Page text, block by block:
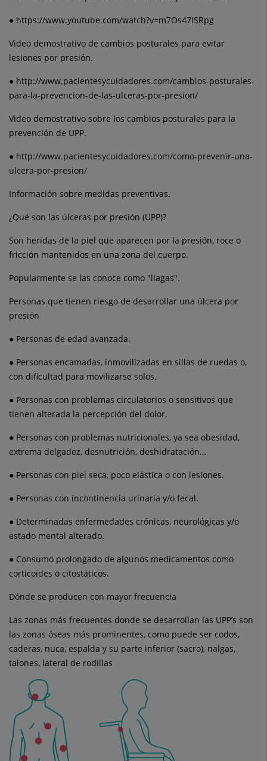
● https://www.youtube.com/watch?v=m7Os47ISRpg
Video demostrativo de cambios posturales para evitar
lesiones por presión.
● http://www.pacientesycuidadores.com/cambios-posturales-
para-la-prevencion-de-las-ulceras-por-presion/
Video demostrativo sobre los cambios posturales para la
prevención de UPP.
● http://www.pacientesycuidadores.com/como-prevenir-una-
ulcera-por-presion/
Información sobre medidas preventivas.
¿Qué son las úlceras por presión (UPP)?
Son heridas de la piel que aparecen por la presión, roce o
fricción mantenidos en una zona del cuerpo.
Popularmente se las conoce como "llagas".
Personas que tienen riesgo de desarrollar una úlcera por
presión
● Personas de edad avanzada.
● Personas encamadas, inmovilizadas en sillas de ruedas o,
con dificultad para movilizarse solos.
● Personas con problemas circulatorios o sensitivos que
tienen alterada la percepción del dolor.
● Personas con problemas nutricionales, ya sea obesidad,
extrema delgadez, desnutrición, deshidratación…
● Personas con piel seca, poco elástica o con lesiones.
● Personas con incontinencia urinaria y/o fecal.
● Determinadas enfermedades crónicas, neurológicas y/o
estado mental alterado.
● Consumo prolongado de algunos medicamentos como
corticoides o citostáticos.
Dónde se producen con mayor frecuencia
Las zonas más frecuentes donde se desarrollan las UPP’s son
las zonas óseas más prominentes, como puede ser codos,
caderas, nuca, espalda y su parte inferior (sacro), nalgas,
talones, lateral de rodillas